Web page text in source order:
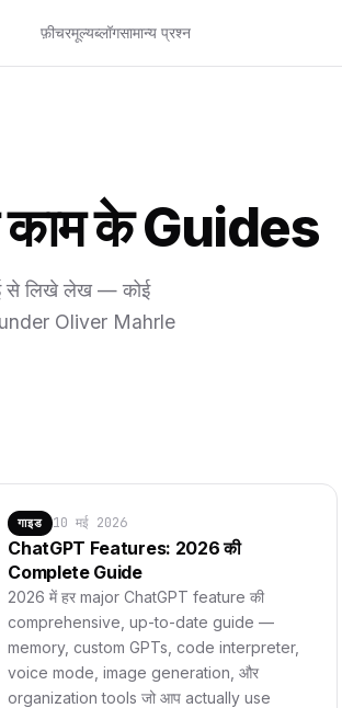
फ़ीचरमूल्यब्लॉगसामान्य प्रश्न
के Guides
से लिखे लेख — कोई
Oliver Mahrle
गाइड 10 मई 2026
ChatGPT Features: 2026 की
Complete Guide
2026 में हर major ChatGPT feature की
comprehensive, up-to-date guide —
memory, custom GPTs, code interpreter,
voice mode, image generation, और
organization tools जो आप actually use